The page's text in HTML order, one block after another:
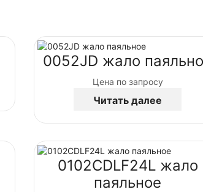
0052JD жало
Цена по запросу
Читать далее
0102CDLF24L жало
паяльное